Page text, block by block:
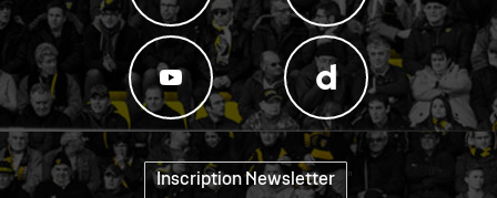
Inscription Newsletter "